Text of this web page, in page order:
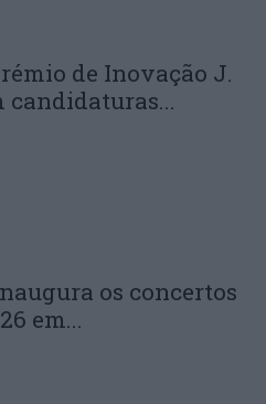
de Inovação J.
candidaturas...
os concertos
em...